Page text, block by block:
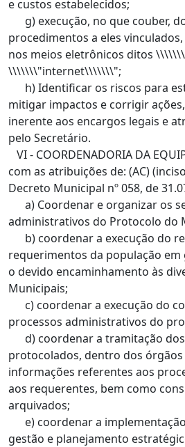
e custos estabelecidos;
g) execução, no que couber,
procedimentos a eles
nos meios eletrônicos ditos
\\\\\\\"internet\\\\\\\";
h) Identificar os riscos para
mitigar impactos e corrigir
inerente aos encargos legais e
pelo Secretário.
VI - COORDENADORIA DA
com as atribuições de: (AC)
Decreto Municipal nº 058, de
a) Coordenar e organizar os
administrativos do Protocolo do
b) coordenar a execução do
requerimentos da população
o devido encaminhamento às
Municipais;
c) coordenar a execução do
processos administrativos do
d) coordenar a tramitação
protocolados, dentro dos
informações referentes aos
aos requerentes, bem como
arquivados;
e) coordenar a
gestão e planejamento